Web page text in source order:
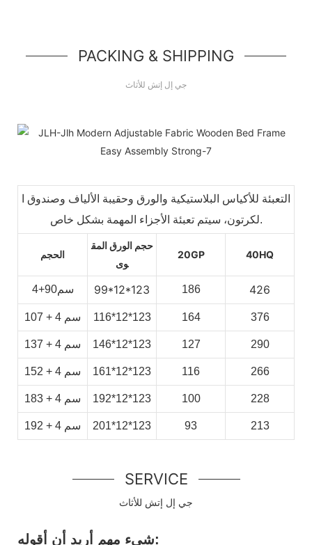
PACKING & SHIPPING
جي إل إتش للأثاث
التعبئة للأكياس البلاستيكية والورق وحقيبة الألياف وصندوق ا
لكرتون، سيتم تعبئة الأجزاء المهمة بشكل خاص.
الحجم
حجم الورق المق
وى
20GP 40HQ
سم90+4 99*12*123 186 426
107 + 4 سم 116*12*123 164 376
137 + 4 سم 146*12*123 127 290
152 + 4 سم 161*12*123 116 266
183 + 4 سم 192*12*123 100 228
192 + 4 سم 201*12*123 93 213
SERVICE
جي إل إتش للأثاث
شيء مهم أريد أن أقوله: